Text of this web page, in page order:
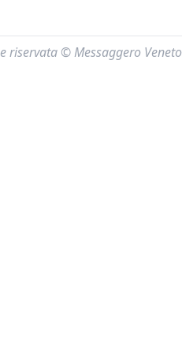
riservata © Messaggero Veneto